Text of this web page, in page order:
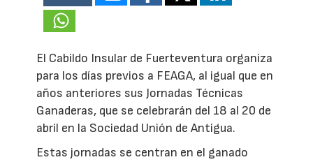
El Cabildo Insular de Fuerteventura organiza
para los días previos a FEAGA, al igual que en
años anteriores sus Jornadas Técnicas
Ganaderas, que se celebrarán del 18 al 20 de
abril en la Sociedad Unión de Antigua.
Estas jornadas se centran en el ganado